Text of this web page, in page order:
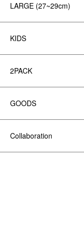
LARGE (27~29cm)
KIDS
2PACK
GOODS
Collaboration